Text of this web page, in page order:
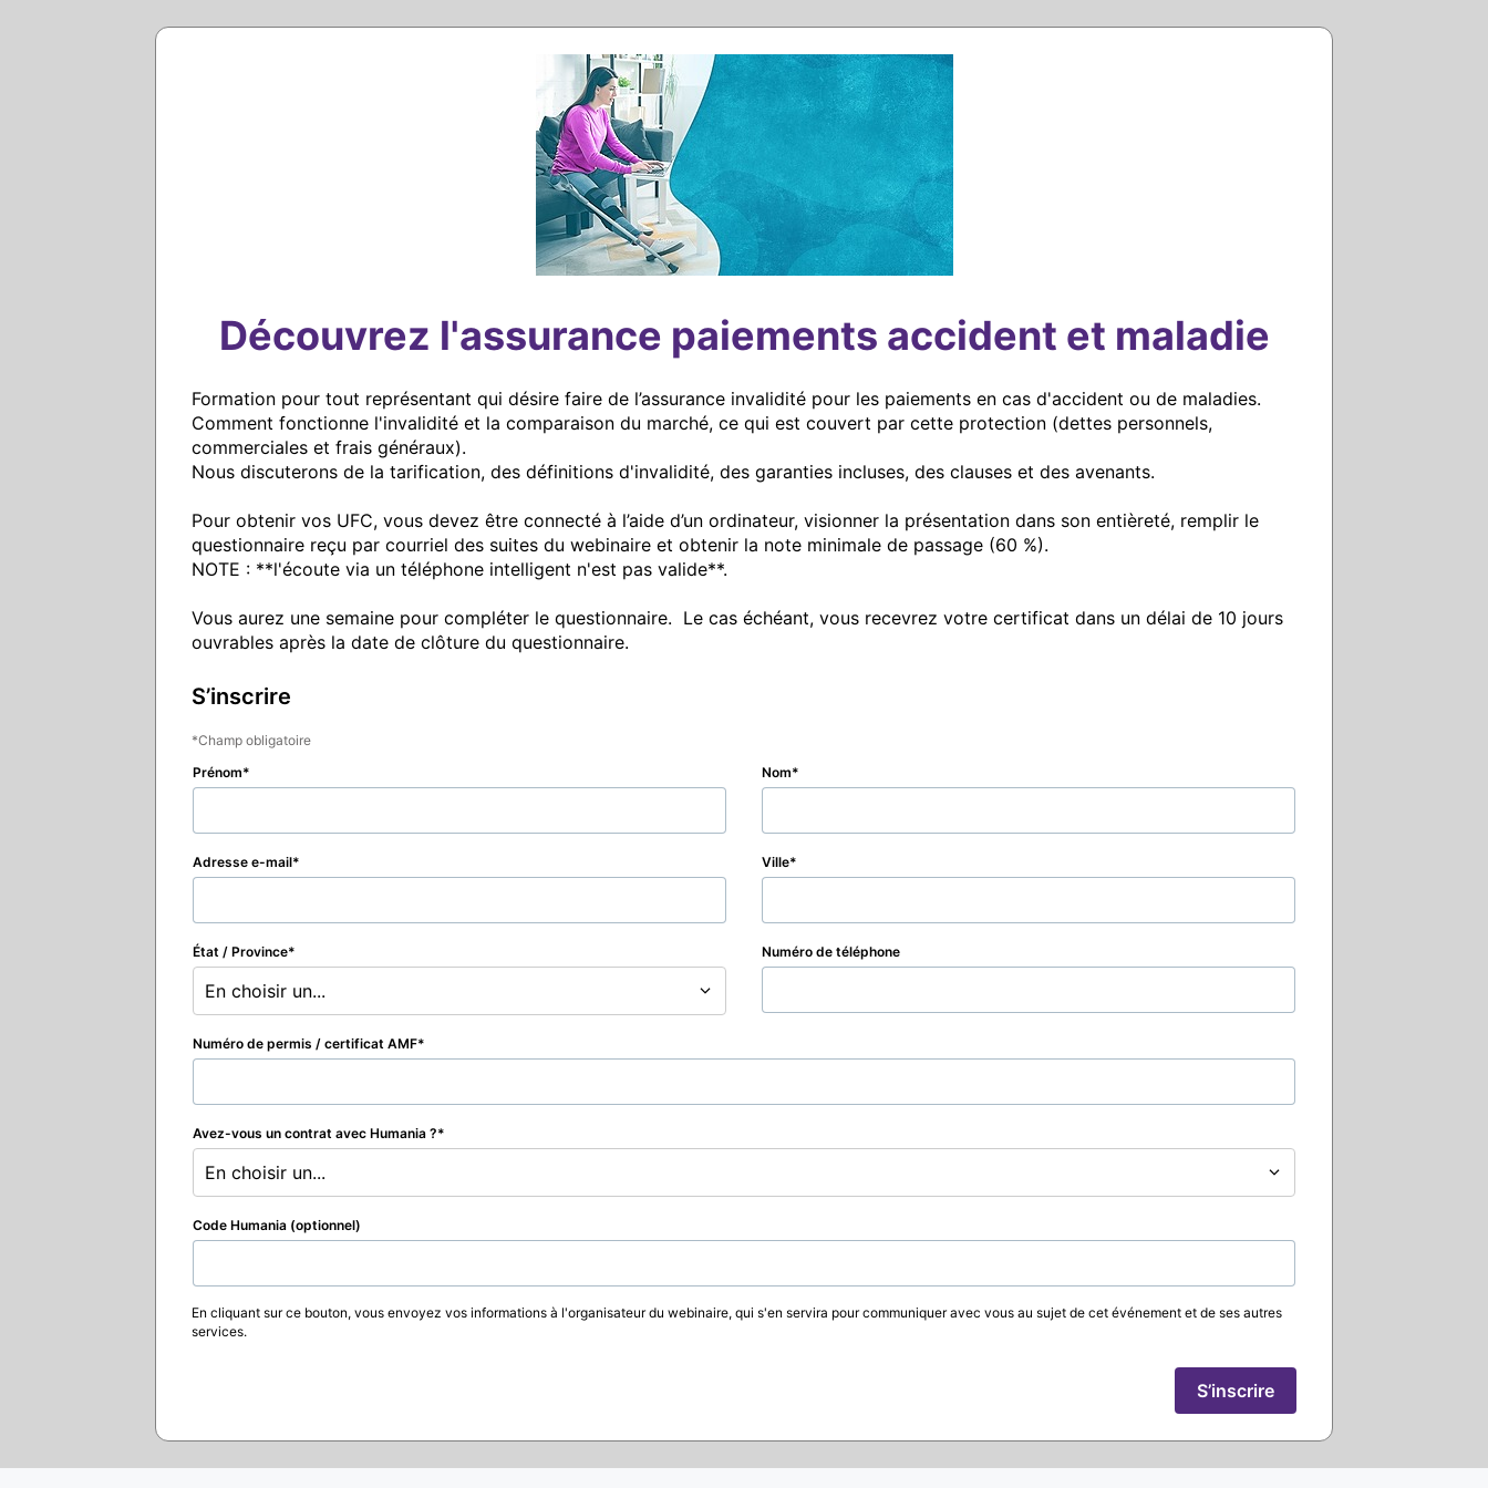
Découvrez l'assurance paiements accident et maladie
Formation pour tout représentant qui désire faire de l’assurance invalidité pour les paiements en cas d'accident ou de maladies.
Comment fonctionne l'invalidité et la comparaison du marché, ce qui est couvert par cette protection (dettes personnels,
commerciales et frais généraux).
Nous discuterons de la tarification, des définitions d'invalidité, des garanties incluses, des clauses et des avenants.
Pour obtenir vos UFC, vous devez être connecté à l’aide d’un ordinateur, visionner la présentation dans son entièreté, remplir le
questionnaire reçu par courriel des suites du webinaire et obtenir la note minimale de passage (60 %).
NOTE : **l'écoute via un téléphone intelligent n'est pas valide**.
Vous aurez une semaine pour compléter le questionnaire.  Le cas échéant, vous recevrez votre certificat dans un délai de 10 jours
ouvrables après la date de clôture du questionnaire.
S’inscrire
Champ obligatoire
Prénom
Nom
Adresse e-mail Ville
État / Province
En choisir un...
Numéro de téléphone
Numéro de permis / certificat AMF
Avez-vous un contrat avec Humania ?
En choisir un...
Code Humania (optionnel)
En cliquant sur ce bouton, vous envoyez vos informations à l'organisateur du webinaire, qui s'en servira pour communiquer avec vous au sujet de cet événement et de ses autres
services.
S’inscrire